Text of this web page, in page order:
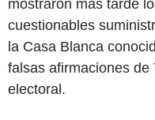
mostraron más tarde
cuestionables
la Casa Blanca
falsas afirmaciones de
electoral.